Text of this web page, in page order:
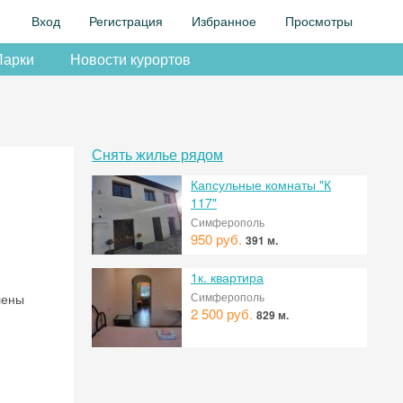
Вход Регистрация Избранное Просмотры
Новости курортов
Снять жилье рядом
Капсульные комнаты "К
117"
Симферополь
950 руб. 391 м.
1к. квартира
Симферополь
2 500 руб. 829 м.